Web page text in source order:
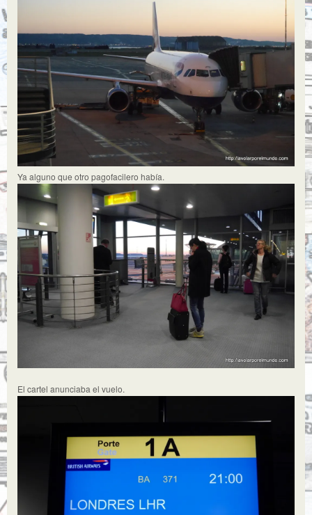
Ya alguno que otro pagofacilero había.
El cartel anunciaba el vuelo.